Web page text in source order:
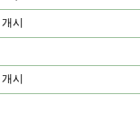
시
시